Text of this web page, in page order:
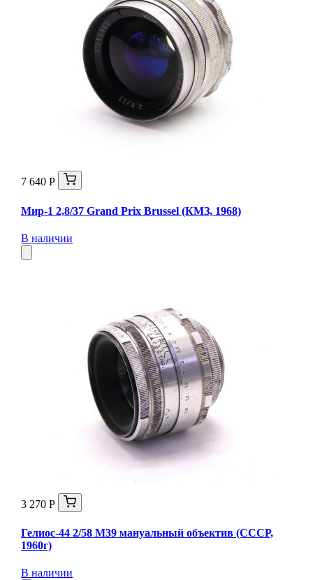
7 640 Р
Мир-1 2,8/37 Grand Prix Brussel (КМЗ, 1968)
В наличии
3 270 Р
Гелиос-44 2/58 М39 мануальный объектив (СССР,
1960г)
В наличии